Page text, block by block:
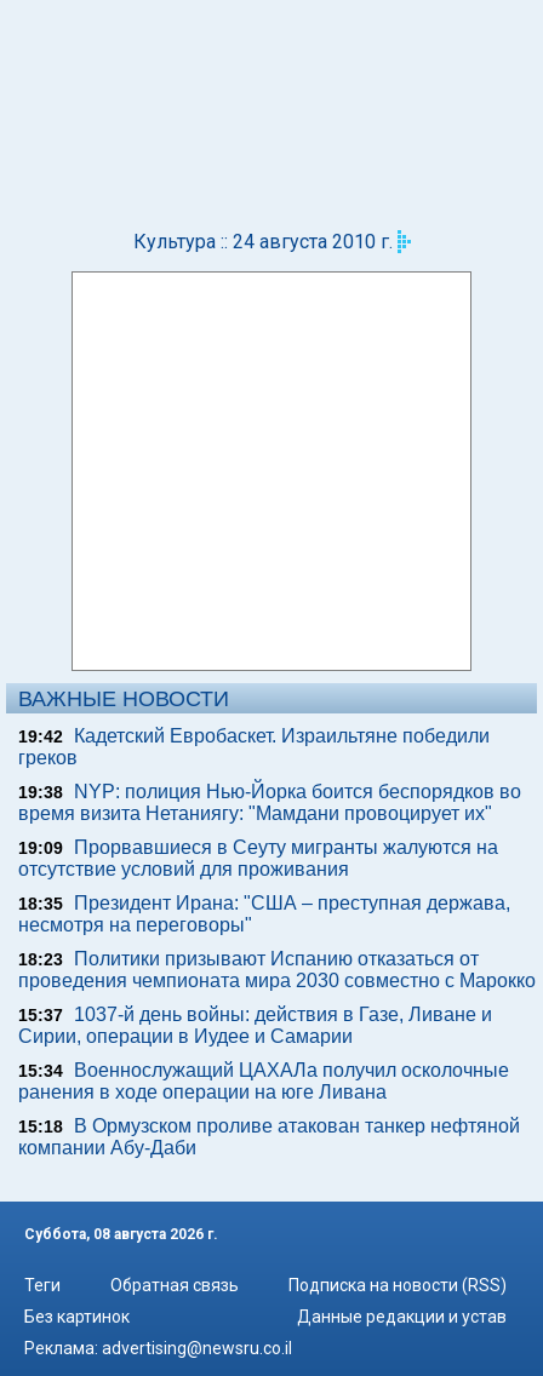
Культура :: 24 августа 2010 г.
ВАЖНЫЕ НОВОСТИ
19:42
Кадетский Евробаскет. Израильтяне победили
греков
19:38
NYP: полиция Нью-Йорка боится беспорядков во
время визита Нетаниягу: "Мамдани провоцирует их"
19:09
Прорвавшиеся в Сеуту мигранты жалуются на
отсутствие условий для проживания
18:35
Президент Ирана: "США – преступная держава,
несмотря на переговоры"
18:23
Политики призывают Испанию отказаться от
проведения чемпионата мира 2030 совместно с Марокко
15:37
1037-й день войны: действия в Газе, Ливане и
Сирии, операции в Иудее и Самарии
15:34
Военнослужащий ЦАХАЛа получил осколочные
ранения в ходе операции на юге Ливана
15:18
В Ормузском проливе атакован танкер нефтяной
компании Абу-Даби
Суббота, 08 августа 2026 г.
Теги Обратная связь
Подписка на новости (RSS)
Без картинок
Данные редакции и устав
Реклама: advertising@newsru.co.il